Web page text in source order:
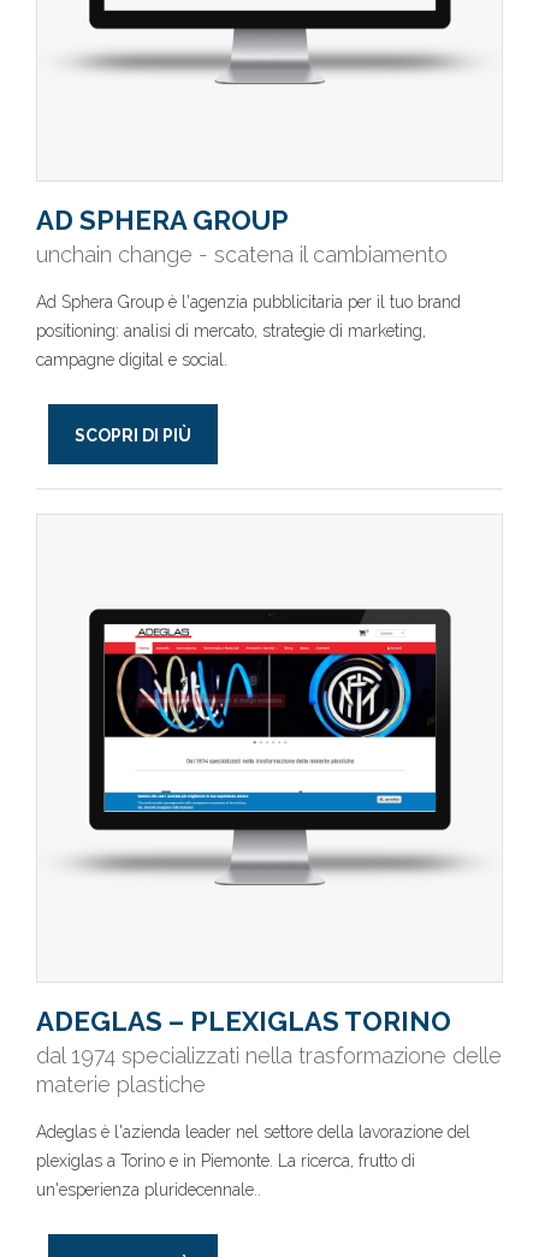
AD SPHERA GROUP
unchain change - scatena il cambiamento
Ad Sphera Group è l'agenzia pubblicitaria per il tuo brand
positioning: analisi di mercato, strategie di marketing,
campagne digital e social.
SCOPRI DI PIÙ
ADEGLAS – PLEXIGLAS TORINO
dal 1974 specializzati nella trasformazione delle
materie plastiche
Adeglas è l'azienda leader nel settore della lavorazione del
plexiglas a Torino e in Piemonte. La ricerca, frutto di
un'esperienza pluridecennale..